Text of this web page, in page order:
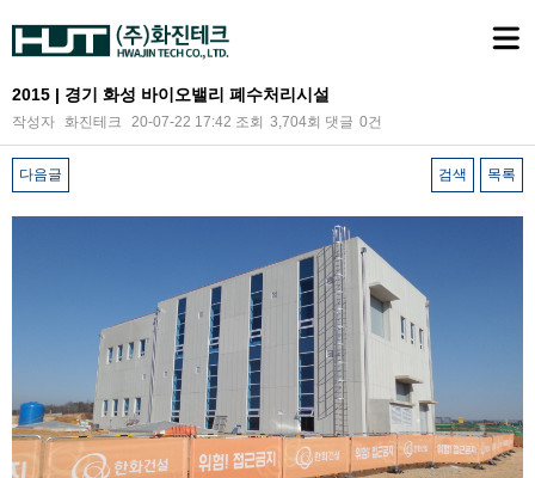
2015 | 경기 화성 바이오밸리 폐수처리시설
작성자 화진테크 20-07-22 17:42 조회 3,704회 댓글 0건
다음글 검색 목록